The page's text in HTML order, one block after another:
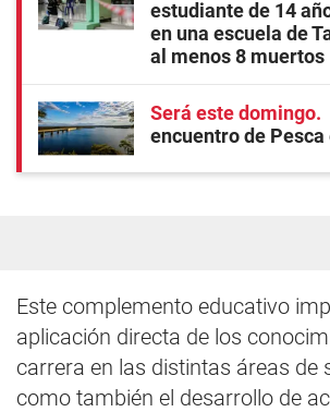
estudiante de 14
en una escuela de
al menos 8 muertos
Será este domingo
encuentro de Pesca
Este complemento educativo
aplicación directa de los
carrera en las distintas áreas de
como también el desarrollo de